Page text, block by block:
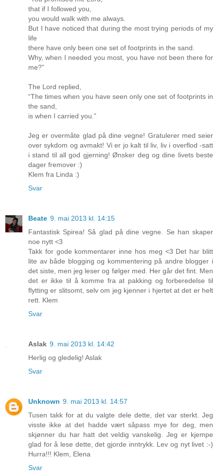
that if I followed you,
you would walk with me always.
But I have noticed that during the most trying periods of my
life
there have only been one set of footprints in the sand.
Why, when I needed you most, you have not been there for
me?”
The Lord replied,
“The times when you have seen only one set of footprints in
the sand,
is when I carried you.”
Jeg er overmåte glad på dine vegne! Gratulerer med seier
over sykdom og avmakt! Vi er jo kalt til liv, liv i overflod -satt
i stand til all god gjerning! Ønsker deg og dine livets beste
dager fremover :)
Klem fra Linda :)
Svar
Beate 9. mai 2013 kl. 14:15
Fantastisk Spirea! Så glad på dine vegne. Se han skaper
noe nytt <3
Takk for gode kommentarer inne hos meg <3 Det har blitt
lite av både blogging og kommentering på andre blogger i
det siste, men jeg leser og følger med. Her går det fint. Men
det er ikke til å komme fra at pakking og forberedelse til
flytting er slitsomt, selv om jeg kjenner i hjertet at det er helt
rett. Klem
Svar
Aslak 9. mai 2013 kl. 14:42
Herlig og gledelig! Aslak
Svar
Unknown 9. mai 2013 kl. 14:57
Tusen takk for at du valgte dele dette, det var sterkt. Jeg
visste ikke at det hadde vært såpass mye for deg, men
skjønner du har hatt det veldig vanskelig. Jeg er kjempe
glad for å lese dette, det gjorde inntrykk. Lev og nyt livet :-)
Hurra!!! Klem, Elena
Svar